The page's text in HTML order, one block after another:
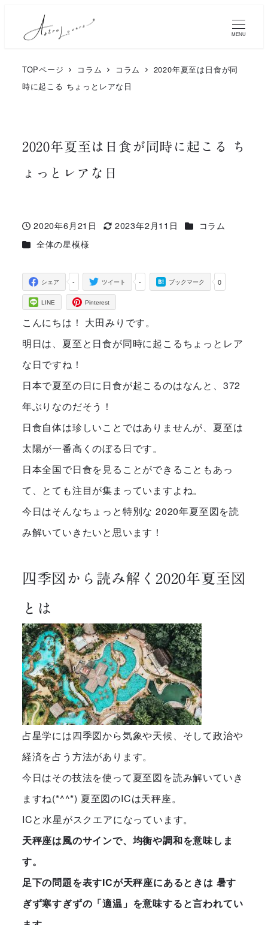
MENU
TOPページ コラム コラム
2020年夏至は日食が同
時に起こる ちょっとレアな日
2020年夏至は日食が同時に起こる ち
ょっとレアな日
投稿日
2020年6月21日 2023年2月11日 カテゴリー
コラム
カテゴリー
全体の星模様
-
シェア -
ツイート 0
ブックマーク
LINE Pinterest
こんにちは！ 大田みりです。
明日は、夏至と日食が同時に起こるちょっとレア
な日ですね！
日本で夏至の日に日食が起こるのはなんと、372
年ぶりなのだそう！
日食自体は珍しいことではありませんが、夏至は
太陽が一番高くのぼる日です。
日本全国で日食を見ることができることもあっ
て、とても注目が集まっていますよね。
今日はそんなちょっと特別な 2020年夏至図を読
み解いていきたいと思います！
四季図から読み解く2020年夏至図
とは
占星学には四季図から気象や天候、そして政治や
経済を占う方法があります。
今日はその技法を使って夏至図を読み解いていき
ますね(*^^*) 夏至図のICは天秤座。
ICと水星がスクエアになっています。
天秤座は風のサインで、均衡や調和を意味しま
す。
足下の問題を表すICが天秤座にあるときは 暑す
ぎず寒すぎずの「適温」を意味すると言われてい